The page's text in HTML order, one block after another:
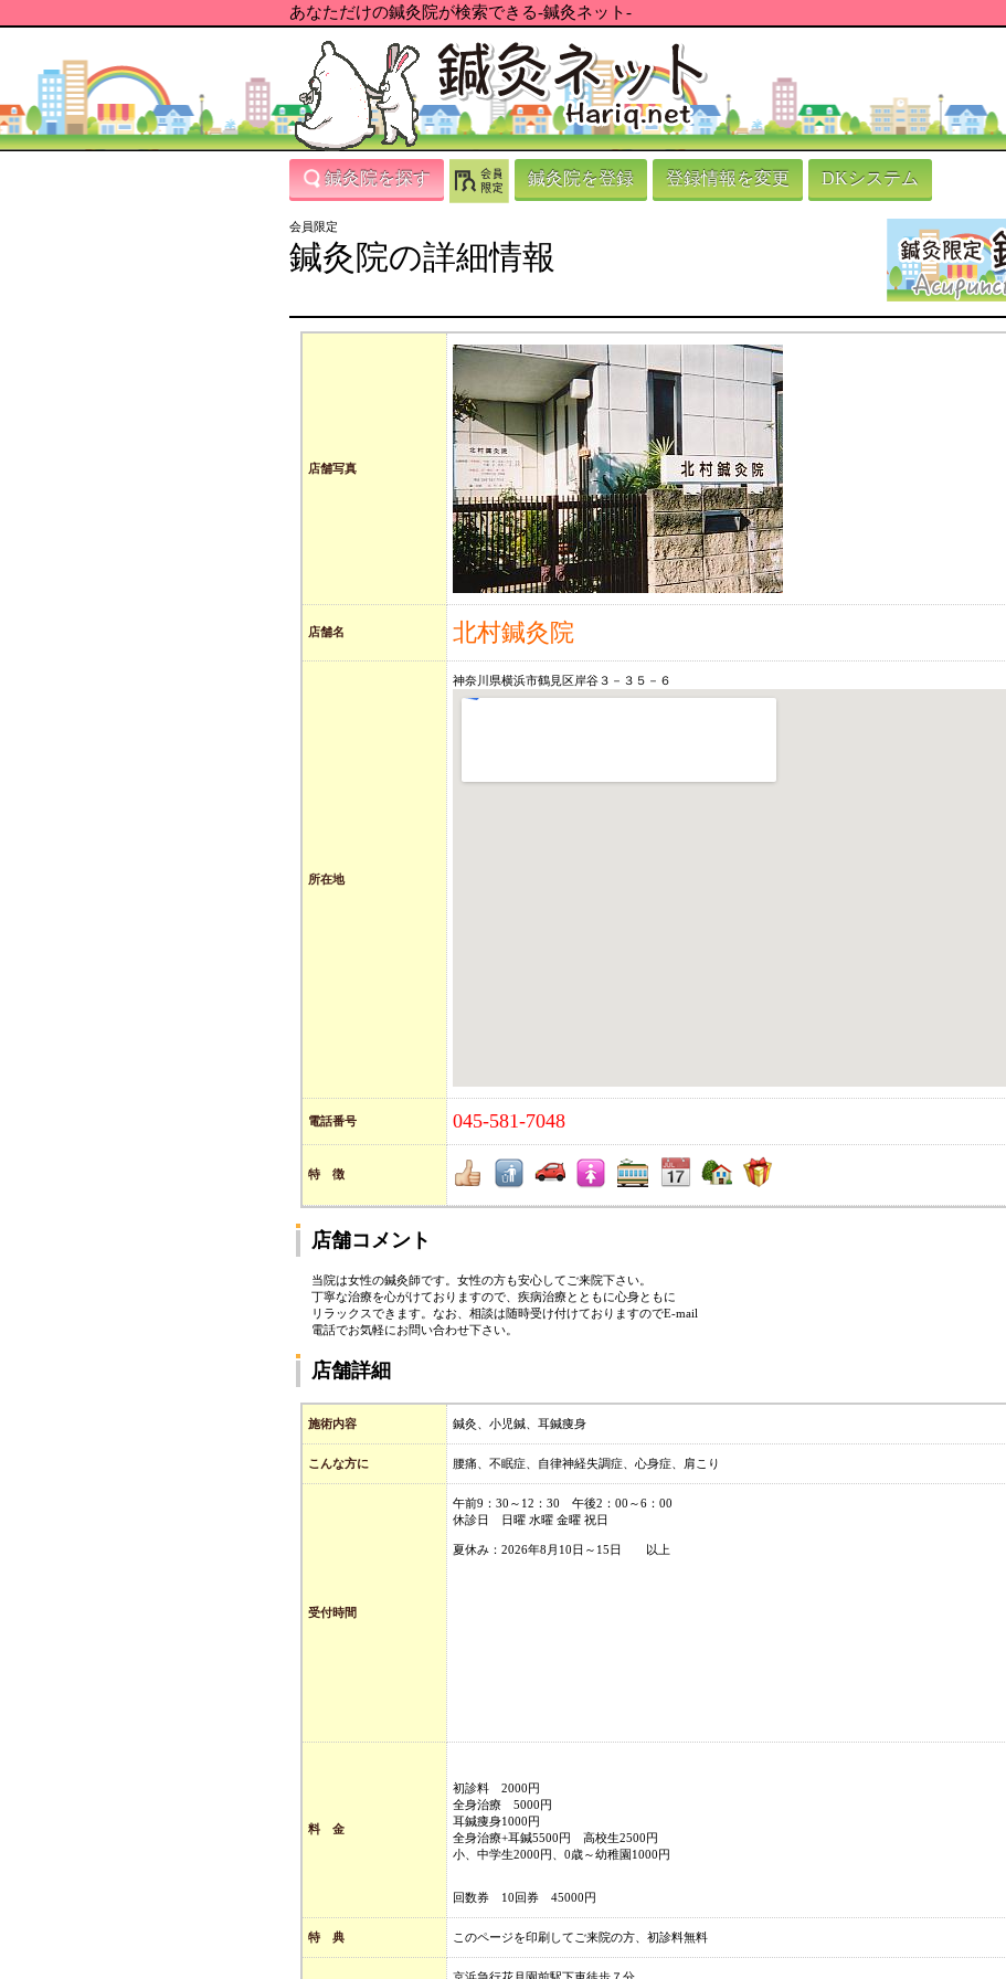
あなただけの鍼灸院が検索できる-鍼灸ネット-
鍼灸院を探す 鍼灸院を登録 登録情報を変更 DKシステム
会員限定
鍼灸院の詳細情報
店舗写真
店舗名 北村鍼灸院
所在地
神奈川県横浜市鶴見区岸谷３－３５－６
電話番号 045-581-7048
特 徴
店舗コメント
当院は女性の鍼灸師です。女性の方も安心してご来院下さい。
丁寧な治療を心がけておりますので、疾病治療とともに心身ともに
リラックスできます。なお、相談は随時受け付けておりますのでE-mail
電話でお気軽にお問い合わせ下さい。
店舗詳細
施術内容 鍼灸、小児鍼、耳鍼痩身
こんな方に 腰痛、不眠症、自律神経失調症、心身症、肩こり
受付時間
午前9：30～12：30 午後2：00～6：00
休診日 日曜 水曜 金曜 祝日
夏休み：2026年8月10日～15日 以上
料 金
初診料 2000円
全身治療 5000円
耳鍼痩身1000円
全身治療+耳鍼5500円 高校生2500円
小、中学生2000円、0歳～幼稚園1000円
回数券 10回券 45000円
特 典 このページを印刷してご来院の方、初診料無料